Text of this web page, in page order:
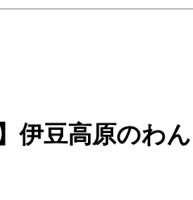
伊豆高原のわ